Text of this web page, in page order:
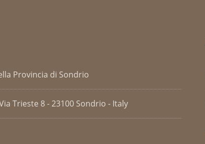
Provincia di Sondrio
Trieste 8 - 23100 Sondrio - Italy